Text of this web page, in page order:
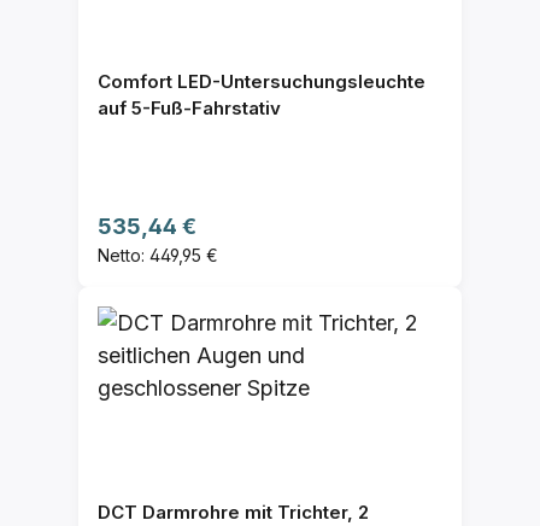
Comfort LED-Untersuchungsleuchte
auf 5-Fuß-Fahrstativ
Regulärer Preis:
535,44 €
Netto: 449,95 €
DCT Darmrohre mit Trichter, 2